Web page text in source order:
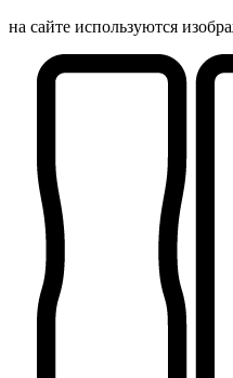
на сайте используются